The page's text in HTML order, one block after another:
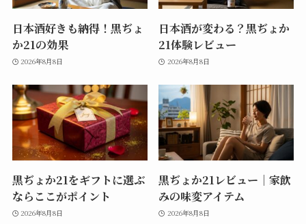
日本酒好きも納得！黒ぢょ
か21の効果
2026年8月8日
日本酒が変わる？黒ぢょか
21体験レビュー
2026年8月8日
黒ぢょか21をギフトに選ぶ
ならここがポイント
2026年8月8日
黒ぢょか21レビュー｜家飲
みの味変アイテム
2026年8月8日